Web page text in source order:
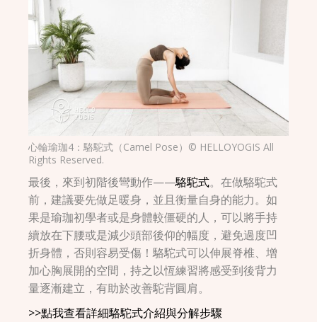
心輪瑜珈4：駱駝式（Camel Pose）© HELLOYOGIS All
Rights Reserved.
最後，來到初階後彎動作——駱駝式。在做駱駝式
前，建議要先做足暖身，並且衡量自身的能力。如
果是瑜珈初學者或是身體較僵硬的人，可以將手持
續放在下腰或是減少頭部後仰的幅度，避免過度凹
折身體，否則容易受傷！駱駝式可以伸展脊椎、增
加心胸展開的空間，持之以恆練習將感受到後背力
量逐漸建立，有助於改善駝背圓肩。
>>點我查看詳細駱駝式介紹與分解步驟